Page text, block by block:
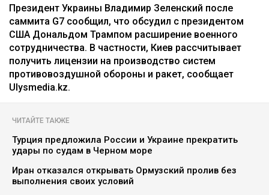
Президент Украины Владимир Зеленский после
саммита G7 сообщил, что обсудил с президентом
США Дональдом Трампом расширение военного
сотрудничества. В частности, Киев рассчитывает
получить лицензии на производство систем
противовоздушной обороны и ракет, сообщает
Ulysmedia.kz.
ЧИТАЙТЕ ТАКЖЕ
Турция предложила России и Украине прекратить
удары по судам в Черном море
Иран отказался открывать Ормузский пролив без
выполнения своих условий